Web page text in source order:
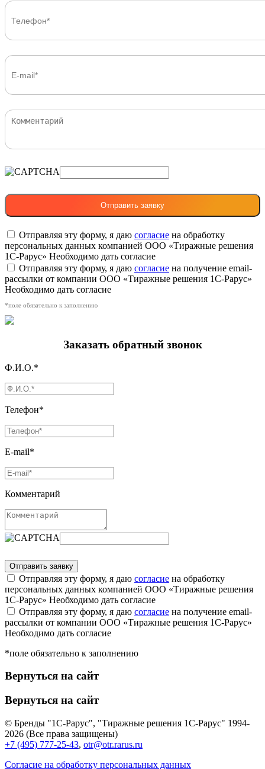
Отправляя эту форму, я даю согласие на обработку
персональных данных компанией ООО «Тиражные решения
1С-Рарус» Необходимо дать согласие
Отправляя эту форму, я даю согласие на получение email-
рассылки от компании ООО «Тиражные решения 1С-Рарус»
Необходимо дать согласие
*поле обязательно к заполнению
Заказать обратный звонок
Ф.И.О.*
Телефон*
E-mail*
Комментарий
Отправляя эту форму, я даю согласие на обработку
персональных данных компанией ООО «Тиражные решения
1С-Рарус» Необходимо дать согласие
Отправляя эту форму, я даю согласие на получение email-
рассылки от компании ООО «Тиражные решения 1С-Рарус»
Необходимо дать согласие
*поле обязательно к заполнению
Вернуться на сайт
Вернуться на сайт
© Бренды "1С-Рарус", "Тиражные решения 1С-Рарус" 1994-
2026 (Все права защищены)
+7 (495) 777-25-43, otr@otr.rarus.ru
Согласие на обработку персональных данных